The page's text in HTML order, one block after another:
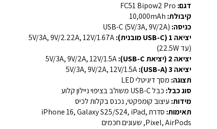
דגם:
קיבולת:
כניסה:
יציאה 1 (USB-C מובנית):
‎5V/3A, 9V/2.22A, 12V/1.67A
(עד 22.5W)‎
יציאה 2 (יציאת USB-C):
יציאה 3 (USB-A):
תצוגה: מסך דיגיטלי LED
סוג כבל: כבל USB-C משולב בציפוי ניילון קלוע
מידות: עיצוב קומפקטי, נכנס בקלות לכיס
תאימות:
סדרת iPhone 16, Galaxy S25/S24, iPad,
Pixel, AirPods, שעונים חכמים